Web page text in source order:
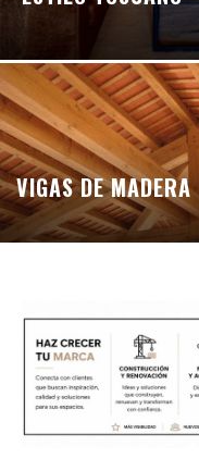
VIGAS DE MADERA